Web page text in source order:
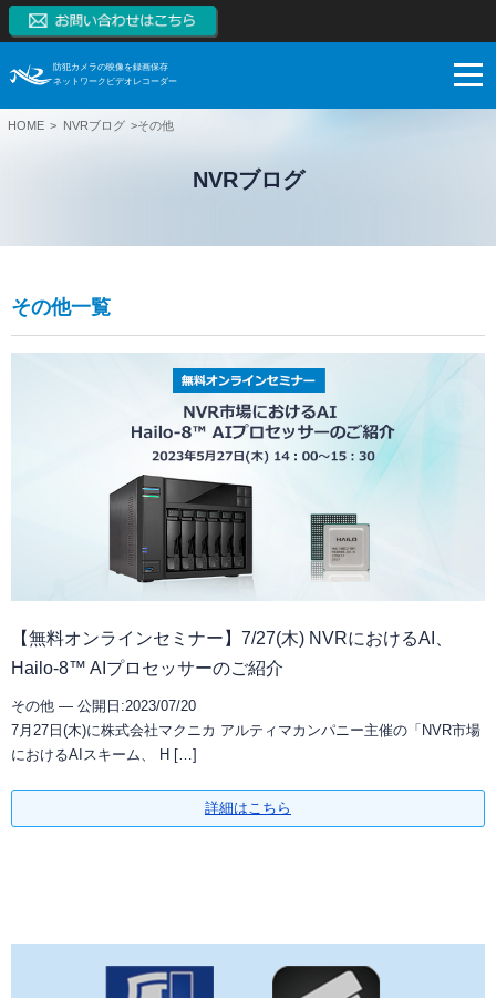
防犯カメラの映像を録画保存
ネットワークビデオレコーダー
NVRとは
NVRとDVRの違い
対応カメラ一覧
1~128CH（RAID対応、大容量対応、高機能）
【販売終了】8CH、16CH（PoE内蔵、RAID対応）
ネットワークカメラ
ソフトウエア一覧
NVR過去製品一覧
ブログ
NVRの知識
定期配信メールのご登録
ご購入検討
NVRデモサイト
導入までの流れ
対応カメラ一覧
システム・ケイAIサイトへ
SK VMS(ビデオマネージメントシステム)サイトへ
ネットワークカメラサイトへ
システム・ケイサイトへ
HOME NVRブログ その他
NVRブログ
その他一覧
【無料オンラインセミナー】7/27(木) NVRにおけるAI、
Hailo-8™ AIプロセッサーのご紹介
その他 — 公開日:2023/07/20
7月27日(木)に株式会社マクニカ アルティマカンパニー主催の「NVR市場
におけるAIスキーム、 H […]
詳細はこちら